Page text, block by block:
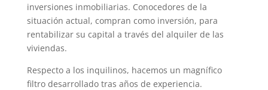
inversiones inmobiliarias. Conocedores de la
situación actual, compran como inversión, para
rentabilizar su capital a través del alquiler de las
viviendas.
Respecto a los inquilinos, hacemos un magnífico
filtro desarrollado tras años de experiencia.